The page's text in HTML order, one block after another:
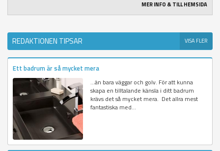
MER INFO & TILL HEMSIDA
REDAKTIONEN TIPSAR VISA FLER
Ett badrum är så mycket mera
…än bara väggar och golv. För att kunna
skapa en tilltalande känsla i ditt badrum
krävs det så mycket mera. Det allra mest
fantastiska med...